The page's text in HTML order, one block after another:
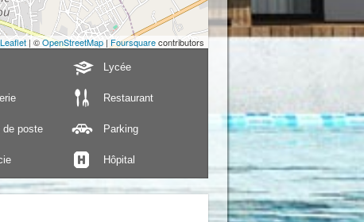
Leaflet | ©OpenStreetMap | Foursquarecontributors
Lycée
Restaurant
de poste Parking
Hôpital